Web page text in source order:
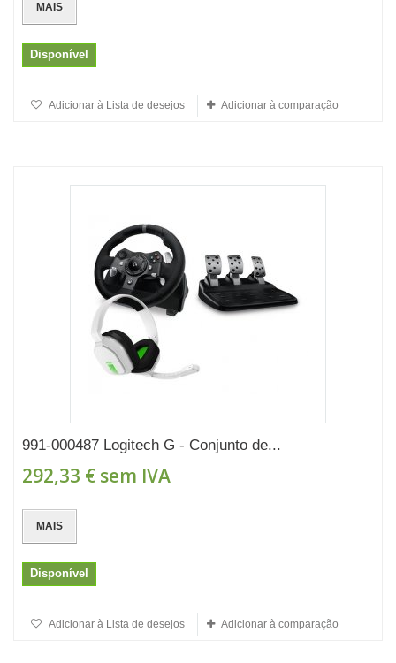
MAIS
Disponível
Adicionar à Lista de desejos Adicionar à comparação
991-000487 Logitech G - Conjunto de...
292,33 € sem IVA
MAIS
Disponível
Adicionar à Lista de desejos Adicionar à comparação